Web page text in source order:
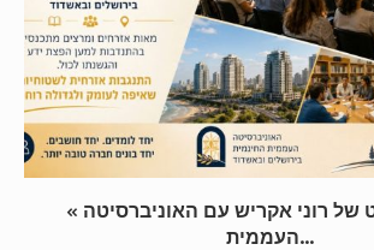
« המרד השקט של רוני אקריש עם האוניברסיטה
העממית...